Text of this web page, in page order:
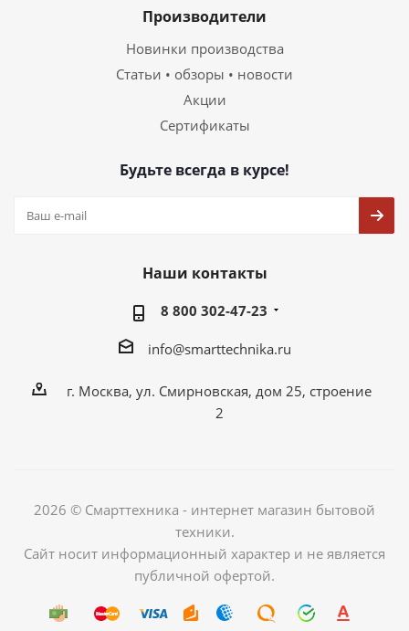
Производители
Новинки производства
Статьи • обзоры • новости
Акции
Сертификаты
Будьте всегда в курсе!
Наши контакты
8 800 302-47-23
info@smarttechnika.ru
г. Москва, ул. Смирновская, дом 25, строение
2
2026 © Смарттехника - интернет магазин бытовой
техники.
Сайт носит информационный характер и не является
публичной офертой.